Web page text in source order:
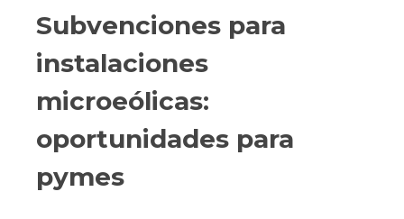
Subvenciones para
instalaciones
microeólicas:
oportunidades para
pymes